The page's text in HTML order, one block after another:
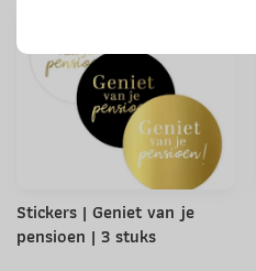
Stickers | Geniet van je
pensioen | 3 stuks